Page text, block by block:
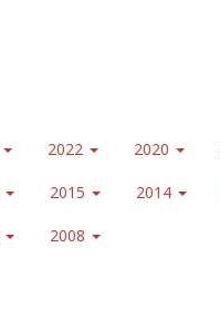
2022 2020
2015 2014
2008